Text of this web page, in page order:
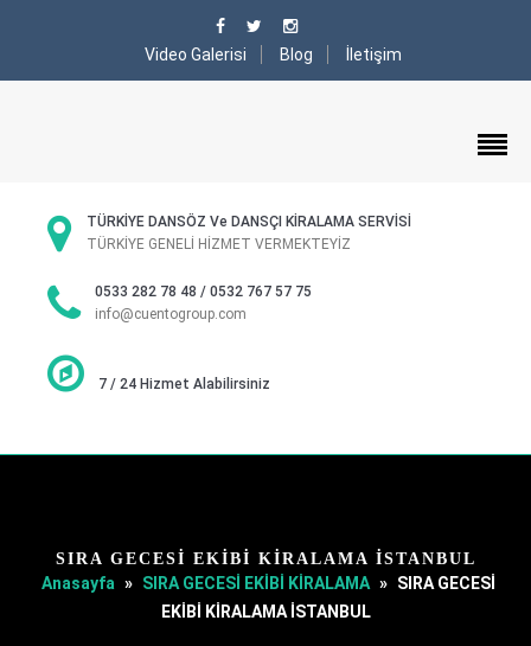
Video Galerisi Blog İletişim
TÜRKİYE DANSÖZ Ve DANSÇI KİRALAMA SERVİSİ
TÜRKİYE GENELİ HİZMET VERMEKTEYİZ
0533 282 78 48 / 0532 767 57 75
info@cuentogroup.com
7 / 24 Hizmet Alabilirsiniz
SIRA GECESİ EKİBİ KİRALAMA İSTANBUL
Anasayfa » SIRA GECESİ EKİBİ KİRALAMA » SIRA GECESİ
EKİBİ KİRALAMA İSTANBUL